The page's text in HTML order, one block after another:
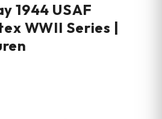
1944 USAF
WWII Series |